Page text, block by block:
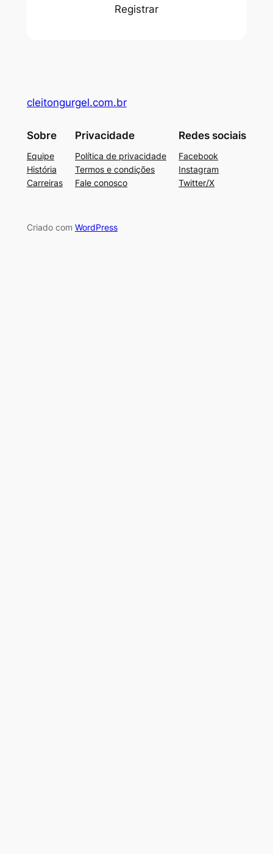
Registrar
cleitongurgel.com.br
Sobre
Equipe
História
Carreiras
Privacidade
Política de privacidade
Termos e condições
Fale conosco
Redes sociais
Facebook
Instagram
Twitter/X
Criado com WordPress